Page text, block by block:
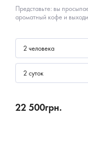
Представьте: вы
ароматный кофе и
2 человека
2 суток
22 500грн.